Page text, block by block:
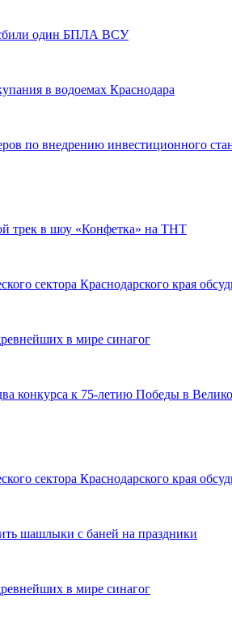
сбили один БПЛА ВСУ
в водоемах Краснодара
по внедрению инвестиционного
трек в шоу «Конфетка» на ТНТ
сектора Краснодарского края
в мире синагог
конкурса к 75-летию Победы в
сектора Краснодарского края
шашлыки с баней на праздники
в мире синагог